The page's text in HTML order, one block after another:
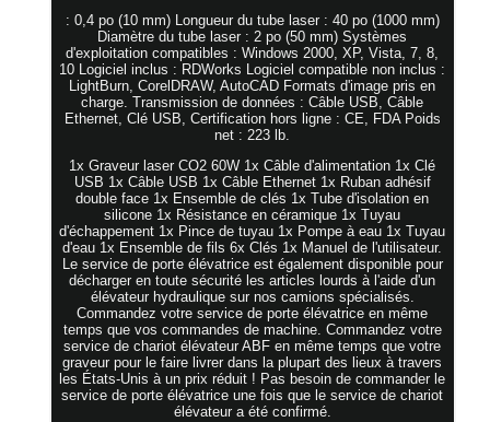
: 0,4 po (10 mm) Longueur du tube laser : 40 po (1000 mm)
Diamètre du tube laser : 2 po (50 mm) Systèmes
d'exploitation compatibles : Windows 2000, XP, Vista, 7, 8,
10 Logiciel inclus : RDWorks Logiciel compatible non inclus :
LightBurn, CorelDRAW, AutoCAD Formats d'image pris en
charge. Transmission de données : Câble USB, Câble
Ethernet, Clé USB, Certification hors ligne : CE, FDA Poids
net : 223 lb.
1x Graveur laser CO2 60W 1x Câble d'alimentation 1x Clé
USB 1x Câble USB 1x Câble Ethernet 1x Ruban adhésif
double face 1x Ensemble de clés 1x Tube d'isolation en
silicone 1x Résistance en céramique 1x Tuyau
d'échappement 1x Pince de tuyau 1x Pompe à eau 1x Tuyau
d'eau 1x Ensemble de fils 6x Clés 1x Manuel de l'utilisateur.
Le service de porte élévatrice est également disponible pour
décharger en toute sécurité les articles lourds à l'aide d'un
élévateur hydraulique sur nos camions spécialisés.
Commandez votre service de porte élévatrice en même
temps que vos commandes de machine. Commandez votre
service de chariot élévateur ABF en même temps que votre
graveur pour le faire livrer dans la plupart des lieux à travers
les États-Unis à un prix réduit ! Pas besoin de commander le
service de porte élévatrice une fois que le service de chariot
élévateur a été confirmé.